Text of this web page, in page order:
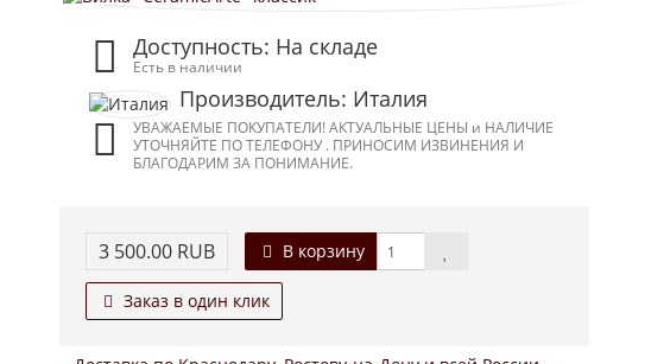
Доступность: На складе
Есть в наличии
Производитель: Италия
УВАЖАЕМЫЕ ПОКУПАТЕЛИ! АКТУАЛЬНЫЕ ЦЕНЫ и НАЛИЧИЕ
УТОЧНЯЙТЕ ПО ТЕЛЕФОНУ . ПРИНОСИМ ИЗВИНЕНИЯ И
БЛАГОДАРИМ ЗА ПОНИМАНИЕ.
3 500.00 RUB В корзину
Заказ в один клик